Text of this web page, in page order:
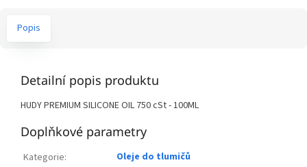
Popis
Detailní popis produktu
HUDY PREMIUM SILICONE OIL 750 cSt - 100ML
Doplňkové parametry
Kategorie:
Oleje do tlumičů